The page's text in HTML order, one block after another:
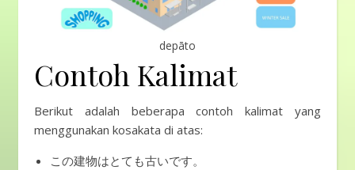
depāto
Contoh Kalimat
Berikut adalah beberapa contoh kalimat yang
menggunakan kosakata di atas:
この建物はとても古いです。